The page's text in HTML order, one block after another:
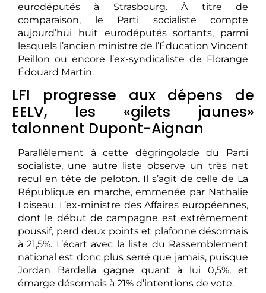
eurodéputés à Strasbourg. À titre de
comparaison, le Parti socialiste compte
aujourd’hui huit eurodéputés sortants, parmi
lesquels l’ancien ministre de l’Éducation Vincent
Peillon ou encore l’ex-syndicaliste de Florange
Édouard Martin.
LFI progresse aux dépens de
EELV, les «gilets jaunes»
talonnent Dupont-Aignan
Parallèlement à cette dégringolade du Parti
socialiste, une autre liste observe un très net
recul en tête de peloton. Il s’agit de celle de La
République en marche, emmenée par Nathalie
Loiseau. L’ex-ministre des Affaires européennes,
dont le début de campagne est extrêmement
poussif, perd deux points et plafonne désormais
à 21,5%. L’écart avec la liste du Rassemblement
national est donc plus serré que jamais, puisque
Jordan Bardella gagne quant à lui 0,5%, et
émarge désormais à 21% d’intentions de vote.